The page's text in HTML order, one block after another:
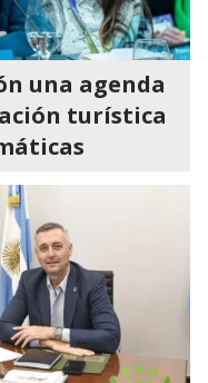
una agenda
turística